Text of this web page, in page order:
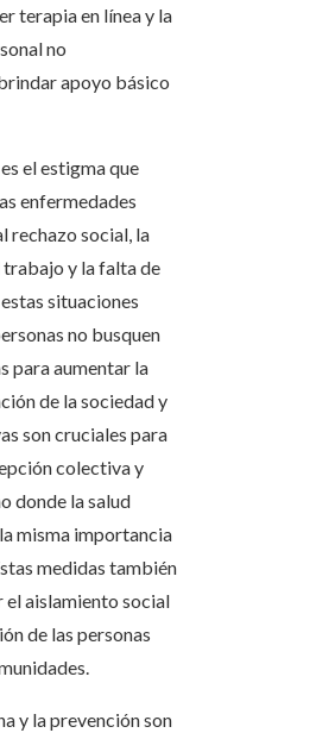
terapia en línea y la
no
apoyo básico
el estigma que
enfermedades
rechazo social, la
y la falta de
situaciones
no busquen
para aumentar la
de la sociedad y
son cruciales para
colectiva y
donde la salud
misma importancia
medidas también
aislamiento social
de las personas
y la prevención son